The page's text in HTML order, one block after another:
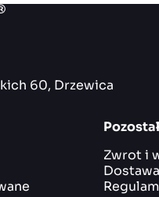
60, Drzewica
Zwrot i
Dostawa